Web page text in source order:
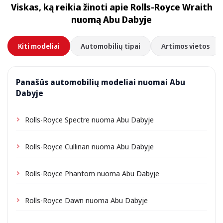
priklausomai nuo vietos gali būti taikomas nedidelis
pristatymo mokestis, visada nurodomas iš anksto.
Viskas, ką reikia žinoti apie Rolls-Royce Wraith
nuomą Abu Dabyje
Kiti modeliai Automobilių tipai Artimos vietos
Panašūs automobilių modeliai nuomai Abu
Dabyje
Rolls-Royce Spectre nuoma Abu Dabyje
Rolls-Royce Cullinan nuoma Abu Dabyje
Rolls-Royce Phantom nuoma Abu Dabyje
Rolls-Royce Dawn nuoma Abu Dabyje